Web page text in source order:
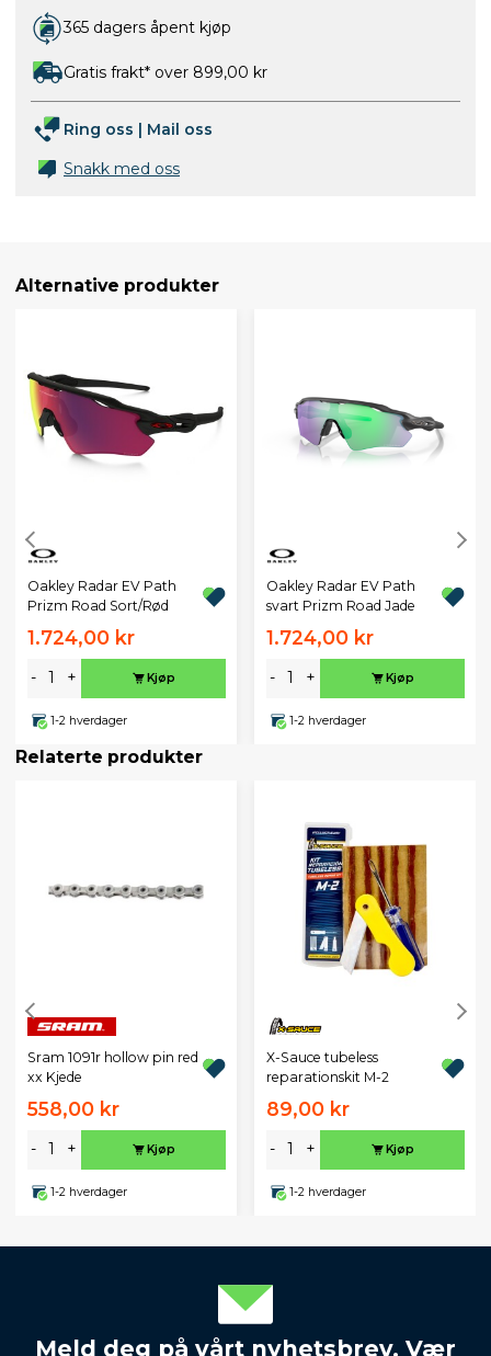
365 dagers åpent kjøp
Gratis frakt* over 899,00 kr
Ring oss | Mail oss
Snakk med oss
Alternative produkter
Oakley Radar EV Path
Prizm Road Sort/Rød
1.724,00 kr
- + Kjøp
1-2 hverdager
Oakley Radar EV Path
svart Prizm Road Jade
1.724,00 kr
- + Kjøp
1-2 hverdager
Relaterte produkter
Sram 1091r hollow pin red
xx Kjede
558,00 kr
- + Kjøp
1-2 hverdager
X-Sauce tubeless
reparationskit M-2
89,00 kr
- + Kjøp
1-2 hverdager
Meld deg på vårt nyhetsbrev. Vær